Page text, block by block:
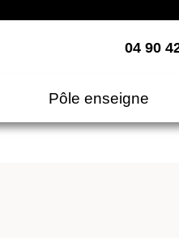
04 90
Pôle enseigne